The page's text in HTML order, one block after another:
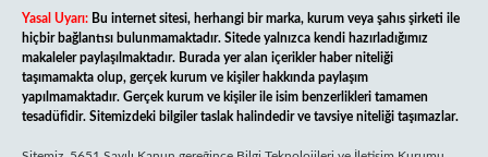
Yasal Uyarı: Bu internet sitesi, herhangi bir marka, kurum veya şahıs şirketi ile
hiçbir bağlantısı bulunmamaktadır. Sitede yalnızca kendi hazırladığımız
makaleler paylaşılmaktadır. Burada yer alan içerikler haber niteliği
taşımamakta olup, gerçek kurum ve kişiler hakkında paylaşım
yapılmamaktadır. Gerçek kurum ve kişiler ile isim benzerlikleri tamamen
tesadüfidir. Sitemizdeki bilgiler taslak halindedir ve tavsiye niteliği taşımazlar.